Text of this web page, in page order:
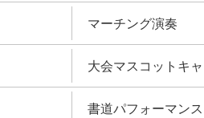
マーチング演奏
大会マスコットキ
書道パフォーマンス